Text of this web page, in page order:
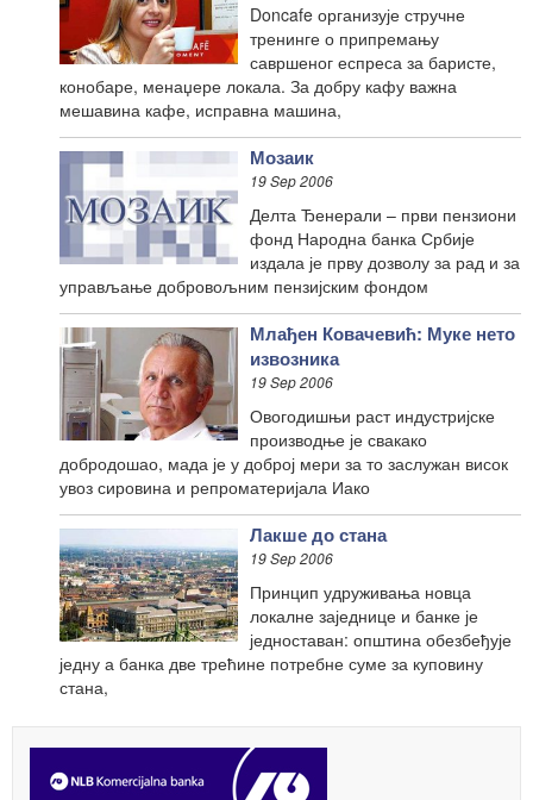
Doncafe организује стручне
тренинге о припремању
савршеног еспреса за баристе,
конобаре, менаџере локала. За добру кафу важна
мешавина кафе, исправна машина,
Мозаик
19 Sep 2006
Делта Ђенерали – први пензиони
фонд Народна банка Србије
издала је прву дозволу за рад и за
управљање добровољним пензијским фондом
Млађен Ковачевић: Муке нето
извозника
19 Sep 2006
Овогодишњи раст индустријске
производње је свакако
добродошао, мада је у доброј мери за то заслужан висок
увоз сировина и репроматеријала Иако
Лакше до стана
19 Sep 2006
Принцип удруживања новца
локалне заједнице и банке је
једноставан: општина обезбеђује
једну а банка две трећине потребне суме за куповину
стана,